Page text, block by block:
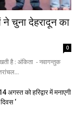
चुना देहरादून का
0
है : अंकिता - नवागन्तुक
अगस्त को हरिद्वार में मनाएगी
‘